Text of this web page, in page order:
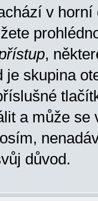
v horní
,
je skupina
a může se
důvod.